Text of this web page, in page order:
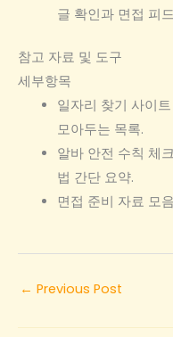
글 확인과 면접 피
참고 자료 및 도구
세부항목
일자리 찾기 사이
모아두는 목록.
알바 안전 수칙 체
법 간단 요약.
면접 준비 자료 모
← Previous Post